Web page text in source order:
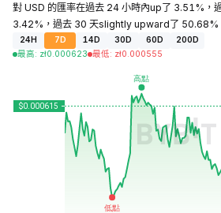
對 USD 的匯率在過去 24 小時內up了 3.51%，
3.42%，過去 30 天slightly upward了 50.68%
24H 7D 14D 30D 60D
200D
最高: zł0.000623 最低: zł0.000555
最近更新時間：2026-08-07 14:27 (GMT+0)